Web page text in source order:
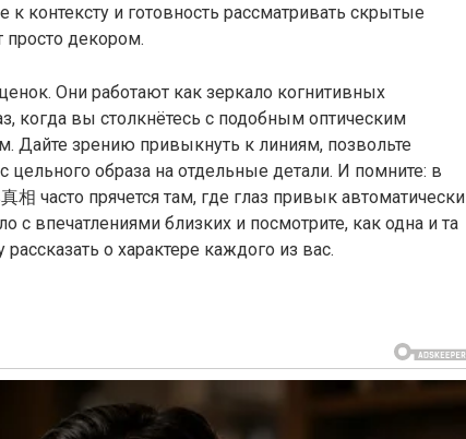
к контексту и готовность рассматривать скрытые
просто декором.
Они работают как зеркало когнитивных
когда вы столкнётесь с подобным оптическим
Дайте зрению привыкнуть к линиям, позвольте
образа на отдельные детали. И помните: в
相 часто прячется там, где глаз привык автоматически
с впечатлениями близких и посмотрите, как одна и та
о характере каждого из вас.